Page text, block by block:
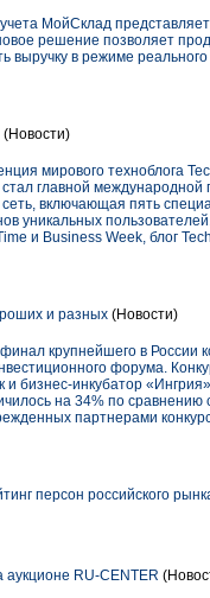
учета МойСклад
решение позволяет
выручку в режиме
(Новости)
мирового техноблога
главной
включающая пять
уникальных
и Business Week, блог
и разных (Новости)
крупнейшего в России
форума.
бизнес-инкубатор
на 34% по
партнерами
персон российского
RU-CENTER